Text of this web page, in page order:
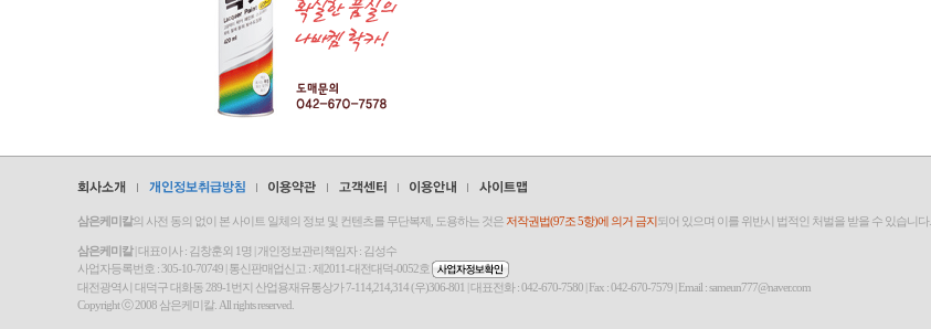
삼은케미칼의 사전 동의 없이 본 사이트 일체의 정보 및 컨텐츠를 무단복제, 도용하는 것은 저작권법(97조 5항)에 의거 금지되어 있으며 이를 위반시 법적인 처벌을 받을 수 있습니다.
삼은케미칼| 대표이사 : 김창훈외 1명 | 개인정보관리책임자 : 김성수
사업자등록번호 : 305-10-70749 | 통신판매업신고 : 제2011-대전대덕-0052호
대전광역시 대덕구 대화동 289-1번지 산업용재유통상가 7-114,214,314 (우)306-801 | 대표전화 : 042-670-7580 | Fax : 042-670-7579 | Email : sameun777@naver.com
Copyright ⓒ 2008 삼은케미칼. All rights reserved.